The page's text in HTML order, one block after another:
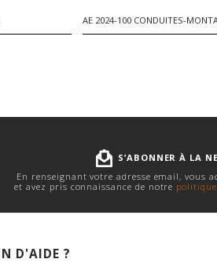
AE 2024-100 CONDUITES-
S’ABONNER À LA
En renseignant votre adresse email, vous
et avez pris connaissance de notre
D'AIDE ?